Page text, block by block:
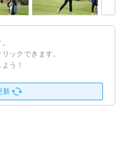
ックできます。
う！
新